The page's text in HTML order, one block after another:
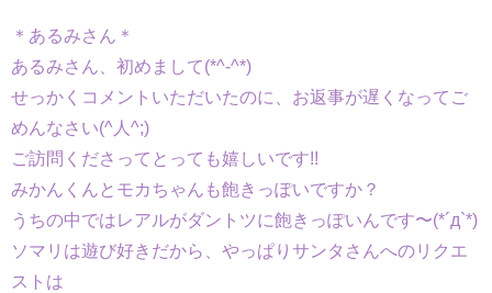
＊あるみさん＊
あるみさん、初めまして(*^-^*)
せっかくコメントいただいたのに、お返事が遅くなってご
めんなさい(^人^;)
ご訪問くださってとっても嬉しいです!!
みかんくんとモカちゃんも飽きっぽいですか？
うちの中ではレアルがダントツに飽きっぽいんです〜(*´д`*)
ソマリは遊び好きだから、やっぱりサンタさんへのリクエ
ストは